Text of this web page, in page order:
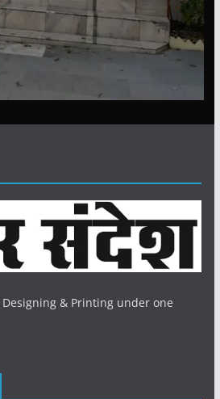
& Printing under one